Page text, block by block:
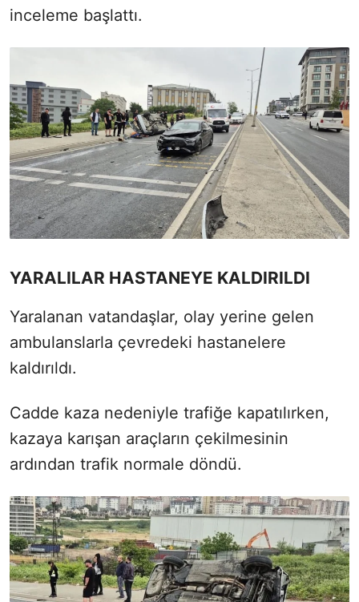
inceleme başlattı.
YARALILAR HASTANEYE KALDIRILDI
Yaralanan vatandaşlar, olay yerine gelen
ambulanslarla çevredeki hastanelere
kaldırıldı.
Cadde kaza nedeniyle trafiğe kapatılırken,
kazaya karışan araçların çekilmesinin
ardından trafik normale döndü.